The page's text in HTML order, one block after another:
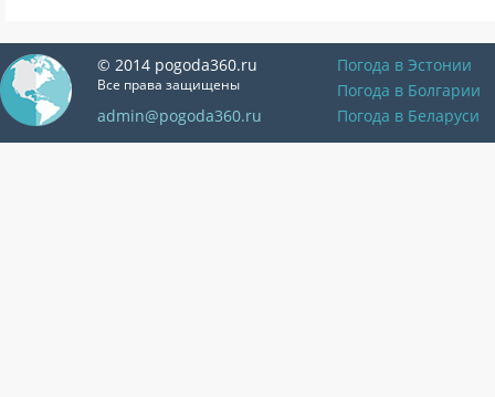
© 2014 pogoda360.ru
Все права защищены
admin@pogoda360.ru
Погода в Эстонии
Погода в Болгарии
Погода в Беларуси